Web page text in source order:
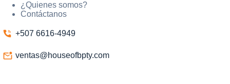
¿Quienes somos?
Contáctanos
+507 6616-4949
ventas@houseofbpty.com